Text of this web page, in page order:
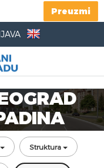
Preuzmi
Struktura